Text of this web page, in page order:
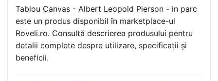
Tablou Canvas - Albert Leopold Pierson - in parc
este un produs disponibil în marketplace-ul
Roveli.ro. Consultă descrierea produsului pentru
detalii complete despre utilizare, specificații și
beneficii.